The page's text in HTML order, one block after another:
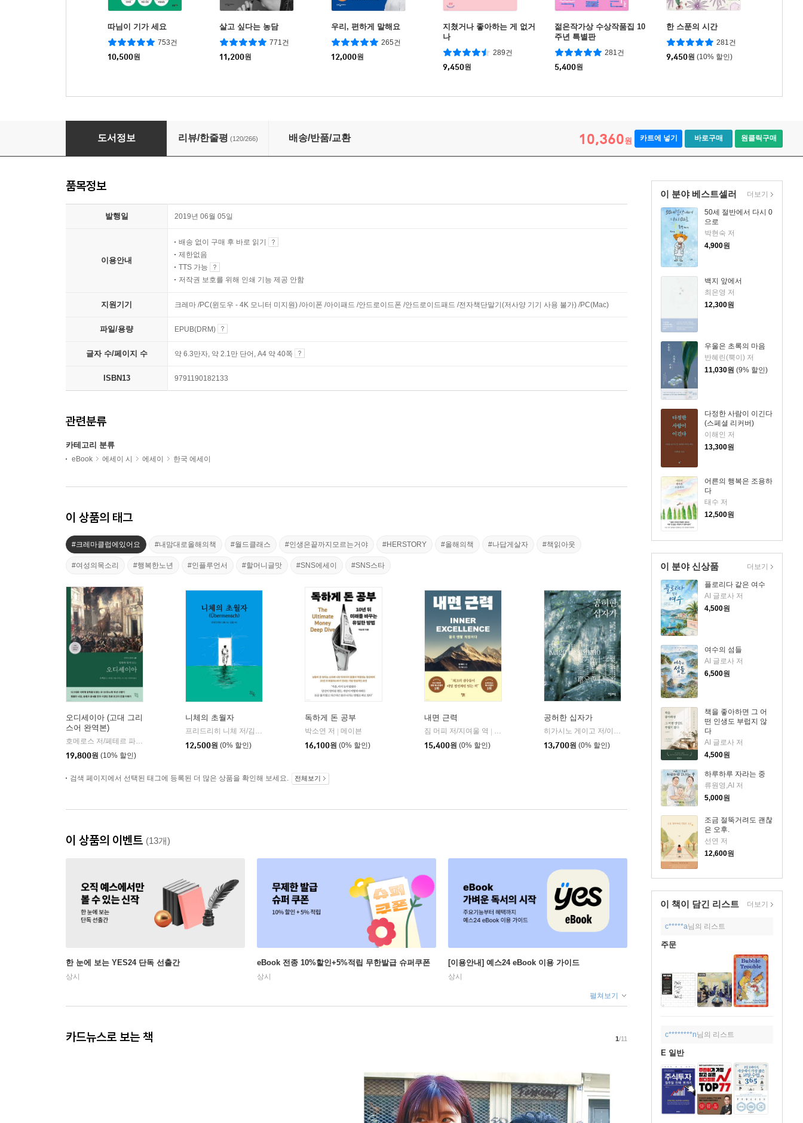
따님이 기가 세요
753건
10,500원
살고 싶다는 농담
771건
11,200원
우리, 편하게 말해요
265건
12,000원
지쳤거나 좋아하는 게 없거
나
289건
9,450원
젊은작가상 수상작품집 10
주년 특별판
281건
5,400원
한 스푼의 시간
281건
9,450원 (10% 할인)
박막례, 이대로 죽을순 없다
도서정보 리뷰/한줄평 (120/266) 배송/반품/교환 10,360원 카트에 넣기 바로구매 원클릭구매
이 분야 베스트셀러
50세 절반에서 다시 0
으로
박현숙 저
4,900원
백지 앞에서
최은영 저
12,300원
우울은 초록의 마음
반혜린(뿍이) 저
11,030원 (9% 할인)
다정한 사람이 이긴다
(스페셜 리커버)
이해인 저
13,300원
어른의 행복은 조용하
다
태수 저
12,500원
더보기
이 분야 신상품
플로리다 같은 여수
AI 글로사 저
4,500원
여수의 섬들
AI 글로사 저
6,500원
책을 좋아하면 그 어
떤 인생도 부럽지 않
다
AI 글로사 저
4,500원
하루하루 자라는 중
류원영,AI 저
5,000원
조금 절뚝거려도 괜찮
은 오후.
선연 저
12,600원
더보기
이 책이 담긴 리스트 더보기
c*****a님의 리스트
주문
c********n님의 리스트
E 일반
품목정보
발행일 2019년 06월 05일
이용안내
배송 없이 구매 후 바로 읽기
제한없음
TTS 가능
저작권 보호를 위해 인쇄 기능 제공 안함
지원기기 크레마 /PC(윈도우 - 4K 모니터 미지원) /아이폰 /아이패드 /안드로이드폰 /안드로이드패드 /전자책단말기(저사양 기기 사용 불가) /PC(Mac)
파일/용량 EPUB(DRM)
글자 수/페이지 수 약 6.3만자, 약 2.1만 단어, A4 약 40쪽
ISBN13 9791190182133
관련분류
카테고리 분류
eBook 에세이 시 에세이 한국 에세이
이 상품의 태그
#크레마클럽에있어요 #내맘대로올해의책 #월드클래스 #인생은끝까지모르는거야 #HERSTORY #올해의책 #나답게살자 #책읽아웃
#여성의목소리 #행복한노년 #인플루언서 #할머니글맛 #SNS에세이 #SNS스타
오디세이아 (고대 그리
스어 완역본)
| 현대지성
19,800원 (10% 할인)
니체의 초월자
12,500원 (0% 할인)
독하게 돈 공부
박소연 저 | 메이븐
16,100원 (0% 할인)
내면 근력
짐 머피 저/지여울 역 |
15,400원 (0% 할인)
공허한 십자가
자음과모음
13,700원 (0% 할인)
검색 페이지에서 선택된 태그에 등록된 더 많은 상품을 확인해 보세요. 전체보기
이 상품의 이벤트 (13개)
한 눈에 보는 YES24 단독 선출간
상시
eBook 전종 10%할인+5%적립 무한발급 슈퍼쿠폰
상시
[이용안내] 예스24 eBook 이용 가이드
상시
펼쳐보기
카드뉴스로 보는 책 1/11